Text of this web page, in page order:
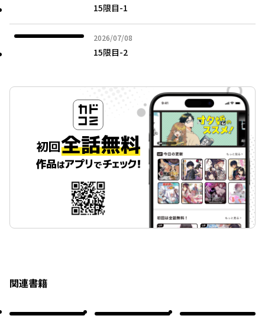
15限目-1
2026/07/08
2026年07月08日
15限目-2
関連書籍